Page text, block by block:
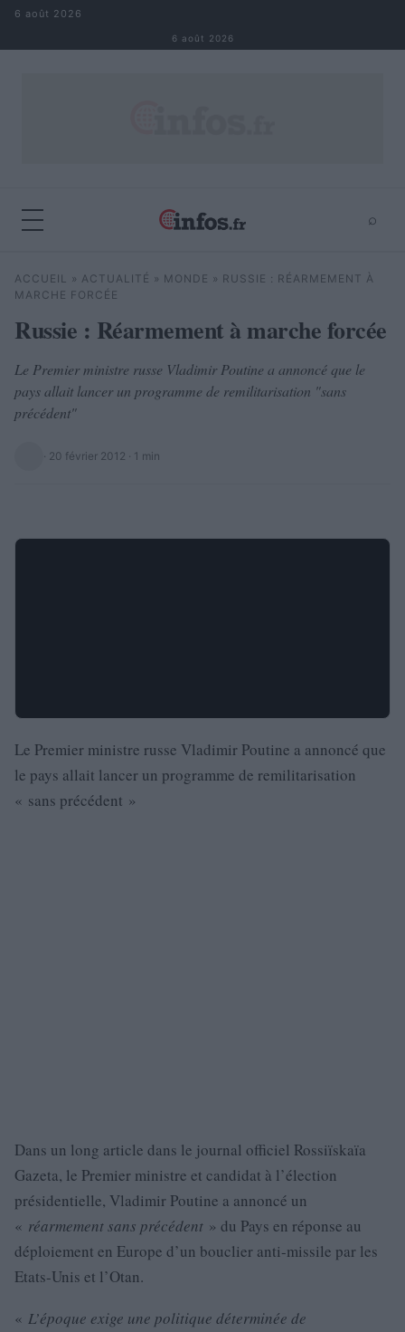
Aller au contenu
6 août 2026
6 août 2026
⌕
Rechercher ⌕ ×
ACCUEIL » ACTUALITÉ » MONDE » RUSSIE : RÉARMEMENT À
MARCHE FORCÉE
Russie : Réarmement à marche forcée
Le Premier ministre russe Vladimir Poutine a annoncé que le
pays allait lancer un programme de remilitarisation "sans
précédent"
· 20 février 2012 · 1 min
Le Premier ministre russe Vladimir Poutine a annoncé que
le pays allait lancer un programme de remilitarisation
« sans précédent »
Dans un long article dans le journal officiel Rossiïskaïa
Gazeta, le Premier ministre et candidat à l’élection
présidentielle, Vladimir Poutine a annoncé un
« réarmement sans précédent » du Pays en réponse au
déploiement en Europe d’un bouclier anti-missile par les
Etats-Unis et l’Otan.
« L’époque exige une politique déterminée de